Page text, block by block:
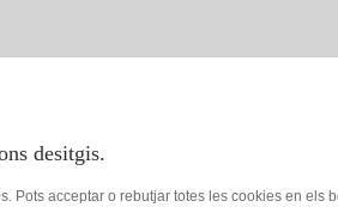
desitgis.
Pots acceptar o rebutjar totes les cookies en els